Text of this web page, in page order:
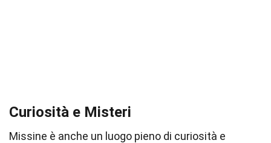
Curiosità e Misteri
Missine è anche un luogo pieno di curiosità e